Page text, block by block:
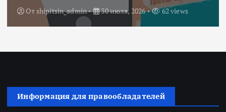
ОтRedactor 3 июля, 2026 216 views
Информация для правообладателей